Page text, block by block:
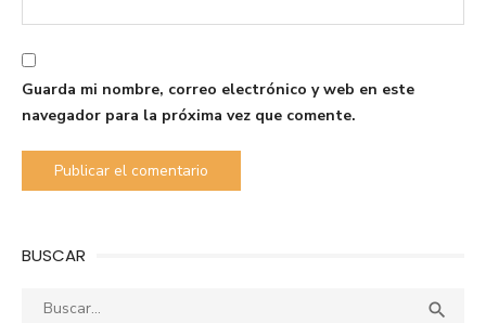
Guarda mi nombre, correo electrónico y web en este
navegador para la próxima vez que comente.
BUSCAR
Buscar: 